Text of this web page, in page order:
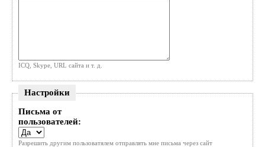
ICQ, Skype, URL сайта и т. д.
Настройки
Письма от
пользователей:
Разрешить другим пользоватялем отправлять мне письма через сайт